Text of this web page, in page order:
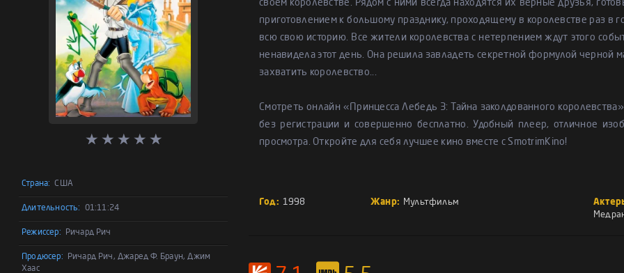
Страна: США
Длительность: 01:11:24
Режиссер: Ричард Рич
Продюсер:
Ричард Рич, Джаред Ф. Браун, Джим
Хаас
своем королевстве. Рядом с ними всегда находятся их верные друзья,
приготовлением к большому празднику, проходящему в королевстве раз
всю свою историю. Все жители королевства с нетерпением ждут этого
ненавидела этот день. Она решила завладеть секретной формулой черной
захватить королевство...
Смотреть онлайн «Принцесса Лебедь 3: Тайна заколдованного
без регистрации и совершенно бесплатно. Удобный плеер, отличное
просмотра. Откройте для себя лучшее кино вместе с SmotrimKino!
Год: 1998 Жанр: Мультфильм